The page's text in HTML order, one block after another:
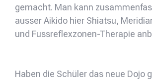
gemacht. Man kann
ausser Aikido hier Shiatsu,
und Fussreflexzonen-Therapie
Haben die Schüler das neue Dojo